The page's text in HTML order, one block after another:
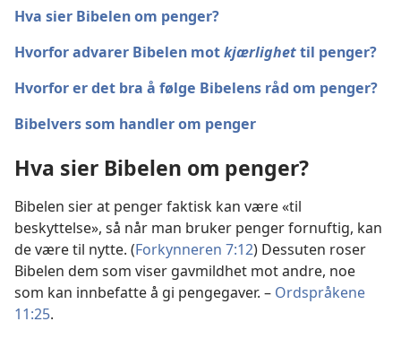
Hva sier Bibelen om penger?
Hvorfor advarer Bibelen motkjærlighettil penger?
Hvorfor er det bra å følge Bibelens råd om penger?
Bibelvers som handler om penger
Hva sier Bibelen om penger?
Bibelen sier at penger faktisk kan være «til
beskyttelse», så når man bruker penger fornuftig, kan
de være til nytte. (Forkynneren 7:12) Dessuten roser
Bibelen dem som viser gavmildhet mot andre, noe
som kan innbefatte å gi pengegaver. – Ordspråkene
11:25.